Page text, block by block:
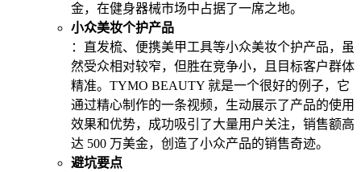
金，在健身器械市场中占据了一席之地。
小众美妆个护产品
：直发梳、便携美甲工具等小众美妆个护产品，虽
然受众相对较窄，但胜在竞争小，且目标客户群体
精准。TYMO BEAUTY 就是一个很好的例子，它
通过精心制作的一条视频，生动展示了产品的使用
效果和优势，成功吸引了大量用户关注，销售额高
达 500 万美金，创造了小众产品的销售奇迹。
避坑要点